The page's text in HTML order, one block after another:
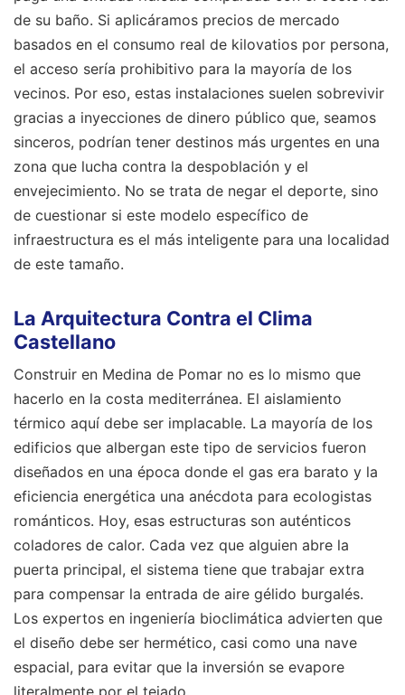
de su baño. Si aplicáramos precios de mercado
basados en el consumo real de kilovatios por persona,
el acceso sería prohibitivo para la mayoría de los
vecinos. Por eso, estas instalaciones suelen sobrevivir
gracias a inyecciones de dinero público que, seamos
sinceros, podrían tener destinos más urgentes en una
zona que lucha contra la despoblación y el
envejecimiento. No se trata de negar el deporte, sino
de cuestionar si este modelo específico de
infraestructura es el más inteligente para una localidad
de este tamaño.
La Arquitectura Contra el Clima
Castellano
Construir en Medina de Pomar no es lo mismo que
hacerlo en la costa mediterránea. El aislamiento
térmico aquí debe ser implacable. La mayoría de los
edificios que albergan este tipo de servicios fueron
diseñados en una época donde el gas era barato y la
eficiencia energética una anécdota para ecologistas
románticos. Hoy, esas estructuras son auténticos
coladores de calor. Cada vez que alguien abre la
puerta principal, el sistema tiene que trabajar extra
para compensar la entrada de aire gélido burgalés.
Los expertos en ingeniería bioclimática advierten que
el diseño debe ser hermético, casi como una nave
espacial, para evitar que la inversión se evapore